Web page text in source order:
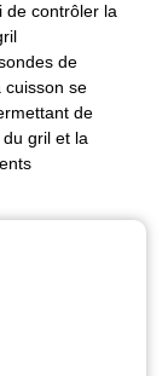
de contrôler la
de
cuisson se
de
gril et la